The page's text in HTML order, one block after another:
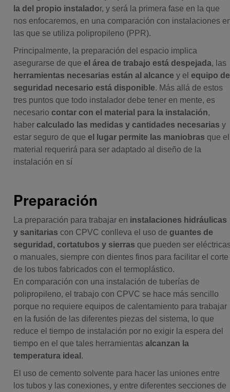
la del propio instalador, y será la primera fase en la que
nos enfocaremos, en una comparación con instalaciones
las que se utiliza polipropileno (PPR).
Principalmente, la preparación del espacio implica
asegurarse de queel área de trabajo está despejada, las
herramientas necesarias están al alcance y elequipo de
seguridad necesario está disponible. Más allá de estos
tres puntos que todo instalador debe tener en mente, es
necesariocontar con el material para la instalación,
habercalculado las medidas y cantidades necesarias y
estar seguro de queel lugar permite las maniobras que el
material requerirá para ser adaptado al diseño de la
instalación en sí
Preparación
La preparación para trabajar en instalaciones hidráulicas
y sanitarias con CPVC conlleva el uso deguantes de
seguridad, cortatubos y sierras que pueden ser
o manuales, siempre con dientes finos para facilitar el corte
de los tubos fabricados con el termoplástico.
En comparación con una instalación de tuberías de
polipropileno, el trabajo con CPVC se hace más sencillo
porque no requiere equipos de calentamiento para trabajar
en la fusión de las diferentes piezas del sistema, lo que
reduce el tiempo de instalación por no exigir la espera del
tiempo en el que tales herramientasalcanzan la
temperatura ideal .
El uso de cemento solvente para hacer las uniones entre
los tubos y las conexiones, y entre diferentes secciones de